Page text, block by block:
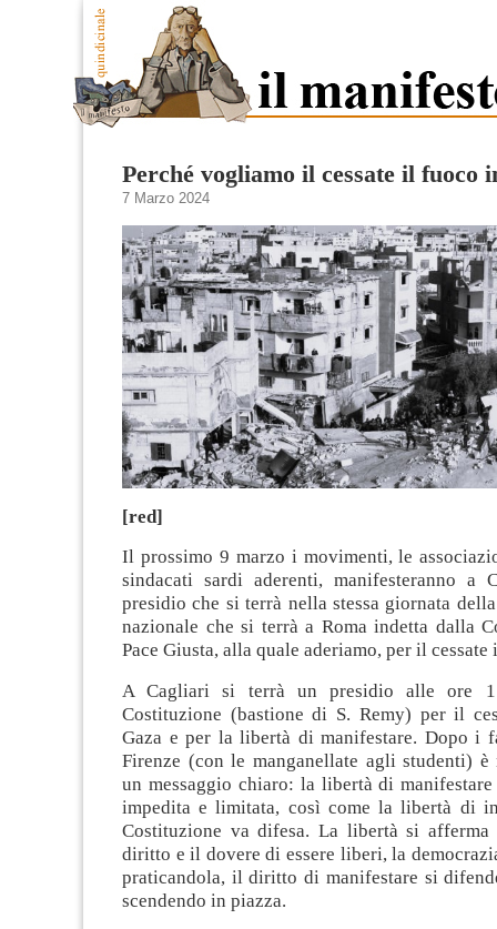
Perché vogliamo il cessate il fuoco
7 Marzo 2024
[red]
Il prossimo 9 marzo i movimenti, le
sindacati sardi aderenti, manifesteranno a
presidio che si terrà nella stessa giornata
nazionale che si terrà a Roma indetta dalla
Pace Giusta, alla quale aderiamo, per il cessate
A Cagliari si terrà un presidio alle ore
Costituzione (bastione di S. Remy) per il
Gaza e per la libertà di manifestare. Dopo i
Firenze (con le manganellate agli studenti) è
un messaggio chiaro: la libertà di manifestare
impedita e limitata, così come la libertà di
Costituzione va difesa. La libertà si
diritto e il dovere di essere liberi, la
praticandola, il diritto di manifestare si
scendendo in piazza.